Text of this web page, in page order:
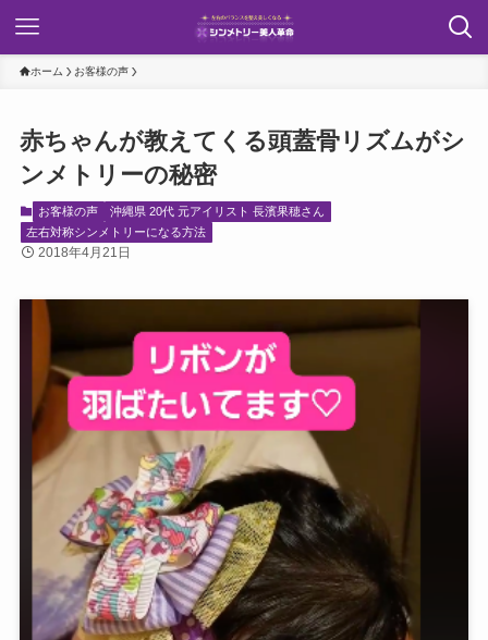
ホーム お客様の声
赤ちゃんが教えてくる頭蓋骨リズムがシ
ンメトリーの秘密
お客様の声
沖縄県 20代 元アイリスト 長濱果穂さん
左右対称シンメトリーになる方法
2018年4月21日